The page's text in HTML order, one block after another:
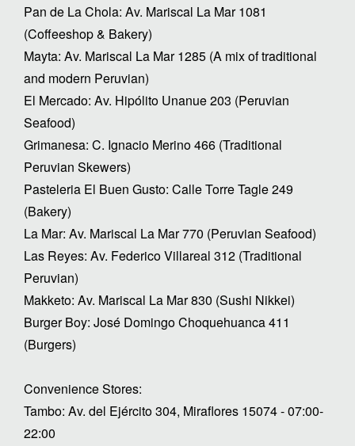
Pan de La Chola: Av. Mariscal La Mar 1081
(Coffeeshop & Bakery)
Mayta: Av. Mariscal La Mar 1285 (A mix of traditional
and modern Peruvian)
El Mercado: Av. Hipólito Unanue 203 (Peruvian
Seafood)
Grimanesa: C. Ignacio Merino 466 (Traditional
Peruvian Skewers)
Pasteleria El Buen Gusto: Calle Torre Tagle 249
(Bakery)
La Mar: Av. Mariscal La Mar 770 (Peruvian Seafood)
Las Reyes: Av. Federico Villareal 312 (Traditional
Peruvian)
Makketo: Av. Mariscal La Mar 830 (Sushi Nikkei)
Burger Boy: José Domingo Choquehuanca 411
(Burgers)
Convenience Stores:
Tambo: Av. del Ejército 304, Miraflores 15074 - 07:00-
22:00